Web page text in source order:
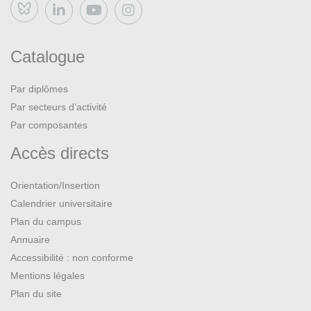
Bluesky
Catalogue
Par diplômes
Par secteurs d’activité
Par composantes
Accès directs
Orientation/Insertion
Calendrier universitaire
Plan du campus
Annuaire
Accessibilité : non conforme
Mentions légales
Plan du site